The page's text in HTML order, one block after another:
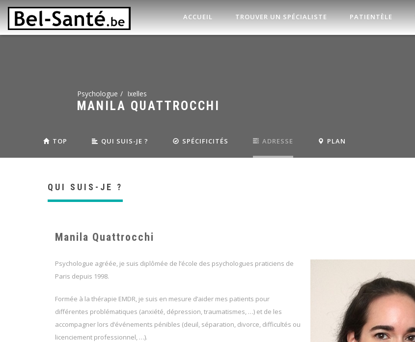
ACCUEIL TROUVER UN SPÉCIALISTE PATIENTÈLE
Psychologue Ixelles
MANILA QUATTROCCHI
TOP QUI SUIS-JE ? SPÉCIFICITÉS ADRESSE PLAN
QUI SUIS-JE ?
Manila Quattrocchi
Psychologue agréée, je suis diplômée de l’école des psychologues praticiens de
Paris depuis 1998.
Formée à la thérapie EMDR, je suis en mesure d’aider mes patients pour
différentes problématiques (anxiété, dépression, traumatismes, …) et de les
accompagner lors d’événements pénibles (deuil, séparation, divorce, difficultés ou
licenciement professionnel, …).